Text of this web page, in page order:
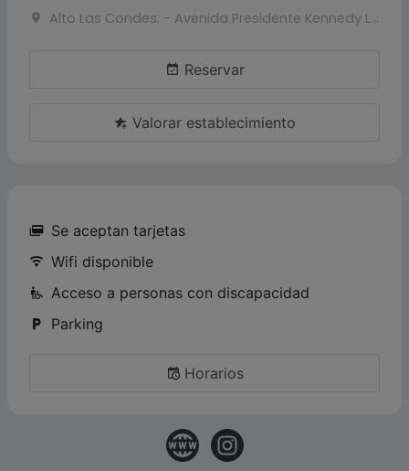
Alto Las Condes. - Avenida Presidente Kennedy Lateral, Las Condes, Chile
Reservar
Valorar establecimiento
Se aceptan tarjetas
Wifi disponible
Acceso a personas con discapacidad
Parking
Horarios